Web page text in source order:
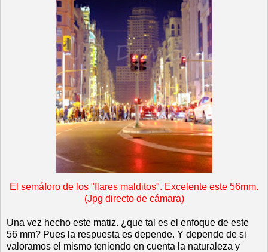
El semáforo de los "flares malditos". Excelente este 56mm.
(Jpg directo de cámara)
Una vez hecho este matiz. ¿que tal es el enfoque de este
56 mm? Pues la respuesta es depende. Y depende de si
valoramos el mismo teniendo en cuenta la naturaleza y